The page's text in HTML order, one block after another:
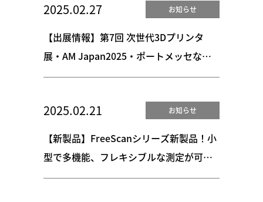
2025.02.27 お知らせ
【出展情報】第7回 次世代3Dプリンタ
展・AM Japan2025・ポートメッセなご
や
2025.02.21 お知らせ
【新製品】FreeScanシリーズ新製品！小
型で多機能、フレキシブルな測定が可能
なオールインワン3Dスキャナー